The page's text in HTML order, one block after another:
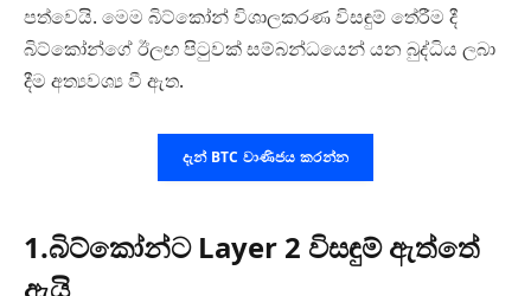
පත්වෙයි. මෙම බිට්කෝන් විශාලකරණ විසඳුම් තේරීම දී
බිට්කෝන්ගේ ඊලඟ පිටුවක් සම්බන්ධයෙන් යන බුද්ධිය ලබා
දීම අත්‍යවශ්‍ය වී ඇත.
දැන් BTC වාණිජය කරන්න
1.බිට්කෝන්ට Layer 2 විසඳුම් ඇත්තේ